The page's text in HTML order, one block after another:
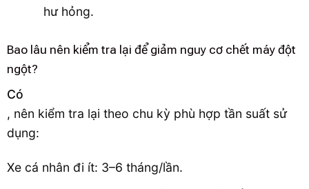
hư hỏng.
Bao lâu nên kiểm tra lại để giảm nguy cơ chết máy đột
ngột?
Có
, nên kiểm tra lại theo chu kỳ phù hợp tần suất sử
dụng:
Xe cá nhân đi ít: 3–6 tháng/lần.